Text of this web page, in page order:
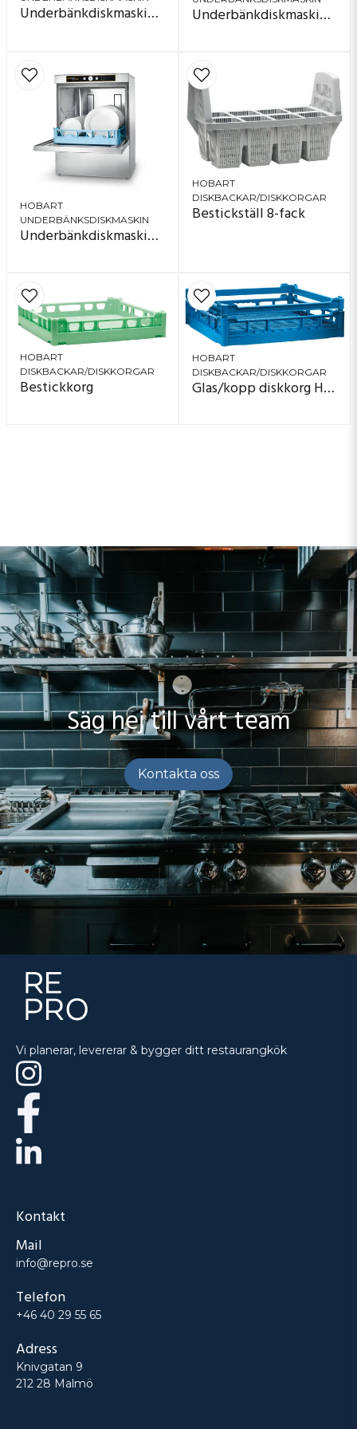
Underbänkdiskmaskin Premax FP-10C Underbänkdiskmaskin Ecomax F504
HOBART
UNDERBÄNKSDISKMASKIN
Underbänkdiskmaskin Ecomax Plus F515
HOBART
DISKBACKAR/DISKKORGAR
Bestickställ 8-fack
HOBART
DISKBACKAR/DISKKORGAR
Bestickkorg
HOBART
DISKBACKAR/DISKKORGAR
Glas/kopp diskkorg Höjd: 11 cm
Säg hej till vårt team
Kontakta oss
Vi planerar, levererar & bygger ditt restaurangkök
Kontakt
Mail
info@repro.se
Telefon
+46 40 29 55 65
Adress
Knivgatan 9
212 28 Malmö